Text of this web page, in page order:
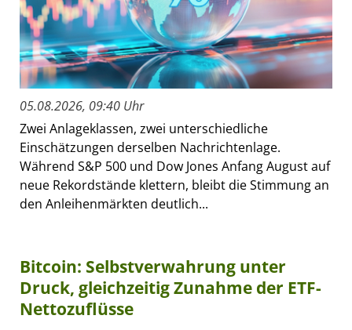
05.08.2026, 09:40 Uhr
Zwei Anlageklassen, zwei unterschiedliche
Einschätzungen derselben Nachrichtenlage.
Während S&P 500 und Dow Jones Anfang August auf
neue Rekordstände klettern, bleibt die Stimmung an
den Anleihenmärkten deutlich...
Bitcoin: Selbstverwahrung unter
Druck, gleichzeitig Zunahme der ETF-
Nettozuflüsse